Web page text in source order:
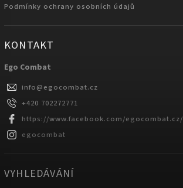
Podmínky ochrany osobních údajů
KONTAKT
Ego Combat
info@egocombat.cz
+420 702272771
https://www.facebook.com/egocombat.cz/
egocombat
VYHLEDÁVÁNÍ